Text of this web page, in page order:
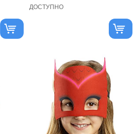
ДОСТУПНО